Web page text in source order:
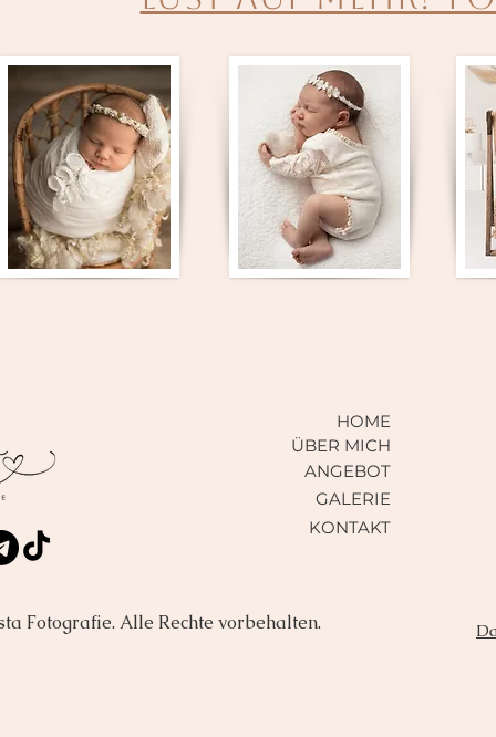
HOME
ÜBER MICH
ANGEBOT
GALERIE
KONTAKT
Fotografie. Alle Rechte vorbehalten.